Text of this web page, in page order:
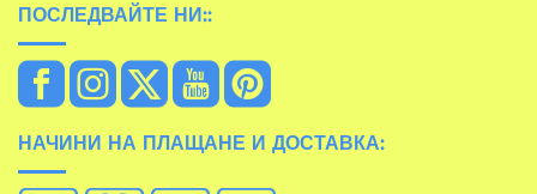
ПОСЛЕДВАЙТЕ НИ::
НАЧИНИ НА ПЛАЩАНЕ И ДОСТАВКА: